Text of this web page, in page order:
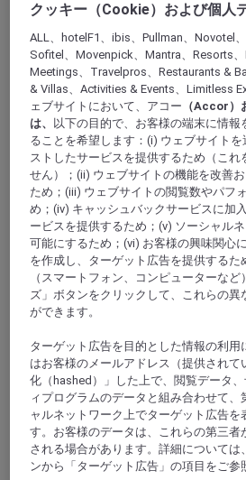
World
Europe
Germany
North Rhine Westphalia
Lütgendortmund
DORTMUND, ドイツ
Mercure Hotel Dortmund
Mercure Dortmund Messe is
the Westfalenhallen Exhibition and
directly connected to Dortmund
hotel is centrally located opposite
of Borussia Dortmund, but still
139 air-conditioned rooms offer
クッキー（Cookie）および個人
ALL、hotelF1、ibis、Pullman、Novotel、
Sofitel、Movenpick、Mantra、Resorts、
Meetings、Travelpros、Restaurants &
& Villas、Activities & Events、Limitless
ェブサイトにおいて、アコー （Accor）
は、
以下の目的で、お客様の端末に情報
ることを希望します：(i) ウェブサイト
ストしたサービスを提供するため（これ
せん）；(ii) ウェブサイトの機能を改善
ため；(iii) ウェブサイトの閲覧数やパフ
め；(iv) キャッシュバックサービスに加
ービスを提供するため；(v) ソーシャル
可能にするため；(vi) お客様の興味関心
を作成し、ターゲット広告を提供するた
（スマートフォン、コンピューターな
ズ」ボタンをクリックして、これらの異
ができます。
ターゲット広告を目的とした情報の利用
はお客様のメールアドレス（提供されて
化（hashed）」した上で、閲覧データ
ィプログラムのデータと組み合わせて
ャルネットワーク上でターゲット広告を
す。お客様のデータは、これらの第三者
される場合があります。詳細については
ンから「ターゲット広告」の項目をご参